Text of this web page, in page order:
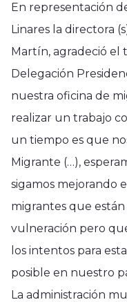
En representación
Linares la directora
Martín, agradeció el
Delegación
nuestra oficina de
realizar un trabajo
un tiempo es que
Migrante (…),
sigamos mejorando
migrantes que
vulneración pero
los intentos para
posible en nuestro
La administración